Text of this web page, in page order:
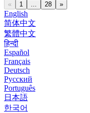
« 1 ... 28 »
English
简体中文
繁體中文
हिन्दी
Español
Français
Deutsch
Русский
Português
日本語
한국어